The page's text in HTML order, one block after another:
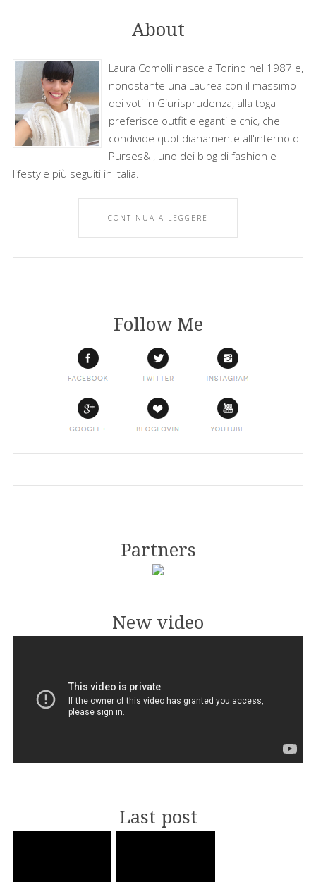
About
Laura Comolli nasce a Torino nel 1987 e,
nonostante una Laurea con il massimo
dei voti in Giurisprudenza, alla toga
preferisce outfit eleganti e chic, che
condivide quotidianamente all'interno di
Purses&I, uno dei blog di fashion e
lifestyle più seguiti in Italia.
CONTINUA A LEGGERE
Follow Me
Partners
New video
Last post